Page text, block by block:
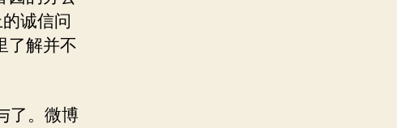
诚信问
了解并不
了。微博